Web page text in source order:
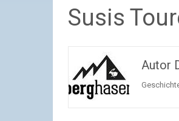
Susis
Autor